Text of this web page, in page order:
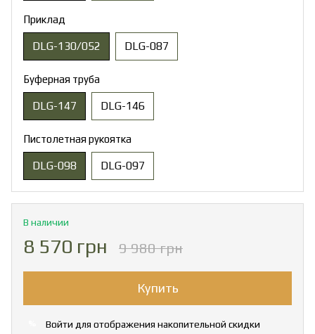
Приклад
DLG-130/052 DLG-087
Буферная труба
DLG-147 DLG-146
Пистолетная рукоятка
DLG-098 DLG-097
В наличии
8 570 грн 9 980 грн
Купить
Войти для отображения накопительной скидки